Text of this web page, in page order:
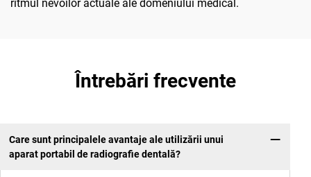
ritmul nevoilor actuale ale domeniului medical.
Întrebări frecvente
Care sunt principalele avantaje ale utilizării unui
aparat portabil de radiografie dentală?